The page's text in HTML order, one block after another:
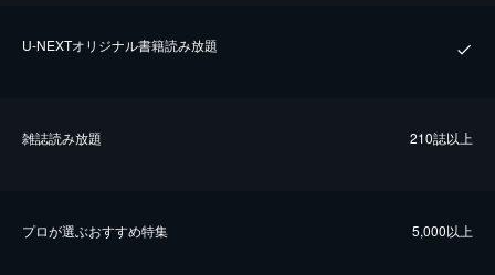
U-NEXTオリジナル書籍読み放題
雑誌読み放題 210誌以上
プロが選ぶおすすめ特集 5,000以上